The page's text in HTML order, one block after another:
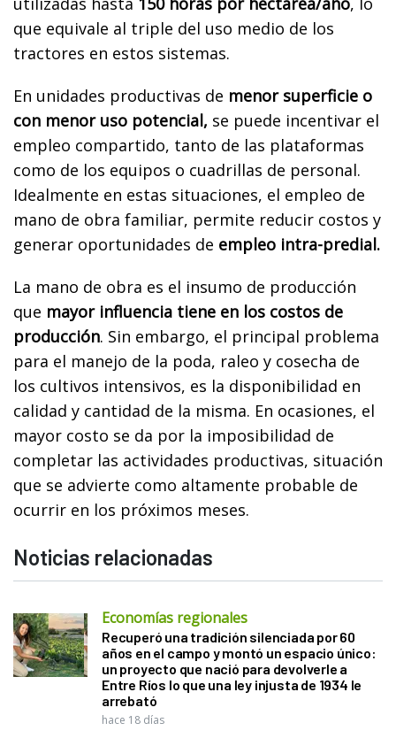
que equivale al triple del uso medio de los
tractores en estos sistemas.
En unidades productivas de menor superficie o
con menor uso potencial, se puede incentivar el
empleo compartido, tanto de las plataformas
como de los equipos o cuadrillas de personal.
Idealmente en estas situaciones, el empleo de
mano de obra familiar, permite reducir costos y
generar oportunidades de empleo intra-predial.
La mano de obra es el insumo de producción
que mayor influencia tiene en los costos de
producción. Sin embargo, el principal problema
para el manejo de la poda, raleo y cosecha de
los cultivos intensivos, es la disponibilidad en
calidad y cantidad de la misma. En ocasiones, el
mayor costo se da por la imposibilidad de
completar las actividades productivas, situación
que se advierte como altamente probable de
ocurrir en los próximos meses.
Noticias relacionadas
Economías regionales
Recuperó una tradición silenciada por 60
años en el campo y montó un espacio único:
un proyecto que nació para devolverle a
Entre Ríos lo que una ley injusta de 1934 le
arrebató
hace 18 días